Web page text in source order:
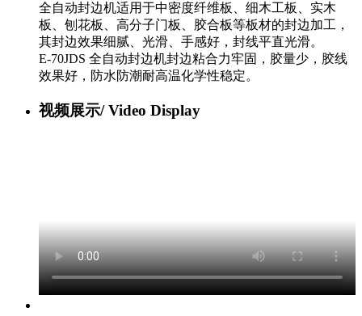
全自动封边机适用于中密度纤维板、细木工板、实木
板、刨花板、高分子门板、胶合板等板材的封边加工，
其封边效果细腻、光滑、手感好，封线平直光滑。
E-70JDS 全自动封边机封边粘合力牢固，胶量少，胶线
效果好，防水防潮耐高温化学性稳定。
视频展示/Video Display